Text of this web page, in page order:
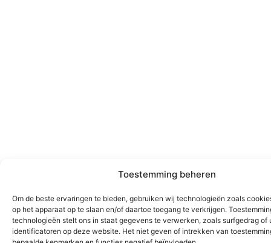
Toestemming beheren
Om de beste ervaringen te bieden, gebruiken wij technologieën zoals
op het apparaat op te slaan en/of daartoe toegang te verkrijgen.
technologieën stelt ons in staat gegevens te verwerken, zoals surfgedrag of
identificatoren op deze website. Het niet geven of intrekken van